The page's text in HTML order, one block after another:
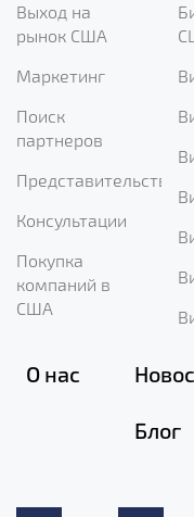
Выход на
рынок США
Маркетинг
Поиск
партнеров
Представительство
Консультации
Покупка
компаний в
США
О нас
Блог